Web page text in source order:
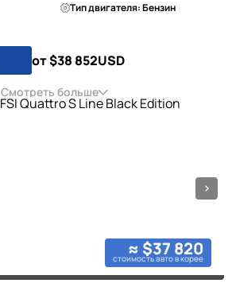
Тип двигателя: Бензин
от $38 852USD
Смотреть больше
≈ $37 820
стоимость авто в корее